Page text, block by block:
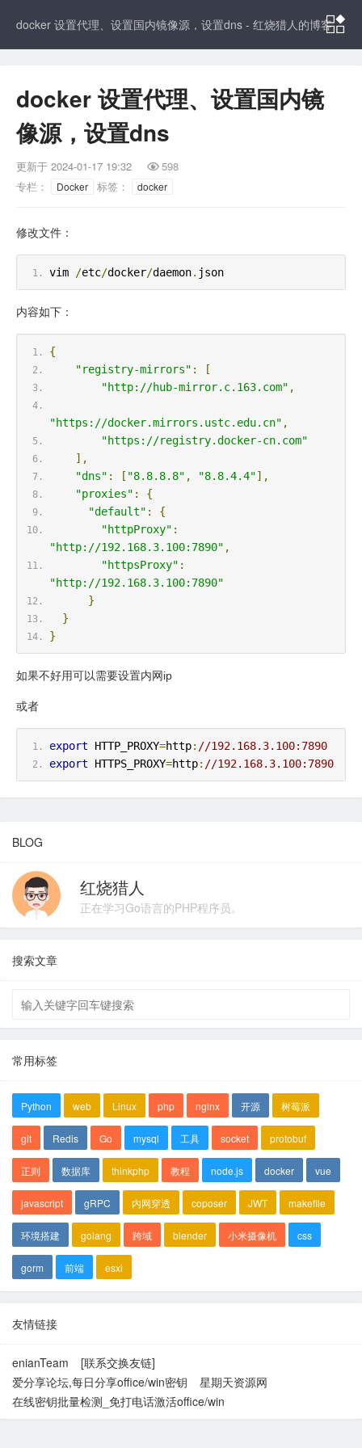
docker 设置代理、设置国内镜像源，设置dns - 红烧猎人的博客
docker 设置代理、设置国内镜
像源，设置dns
更新于 2024-01-17 19:32  598
专栏：
Docker 标签： docker
修改文件：
vim /etc/docker/daemon. json
内容如下：
{
"registry-mirrors" :
[
"http://hub-mirror.c.163.com" ,
"https://docker.mirrors.ustc.edu.cn" ,
"https://registry.docker-cn.com"
],
"dns" : [ "8.8.8.8" , "8.8.4.4"],
"proxies" :
{
"default" :
{
"httpProxy" :
"http://192.168.3.100:7890" ,
"httpsProxy" :
"http://192.168.3.100:7890"
}
}
}
如果不好用可以需要设置内网ip
或者
export HTTP_PROXY=http: //192.168.3.100:7890
export HTTPS_PROXY=http: //192.168.3.100:7890
BLOG
红烧猎人
正在学习Go语言的PHP程序员。
搜索文章
常用标签
Python web Linux php nginx 开源 树莓派
git Redis Go mysql 工具 socket protobuf
正则 数据库 thinkphp 教程 node.js docker vue
javascript gRPC 内网穿透 coposer JWT makefile
环境搭建 golang 跨域 blender 小米摄像机 css
gorm 前端 esxi
友情链接
enianTeam
[联系交换友链]
爱分享论坛,每日分享office/win密钥
星期天资源网
在线密钥批量检测_免打电话激活office/win